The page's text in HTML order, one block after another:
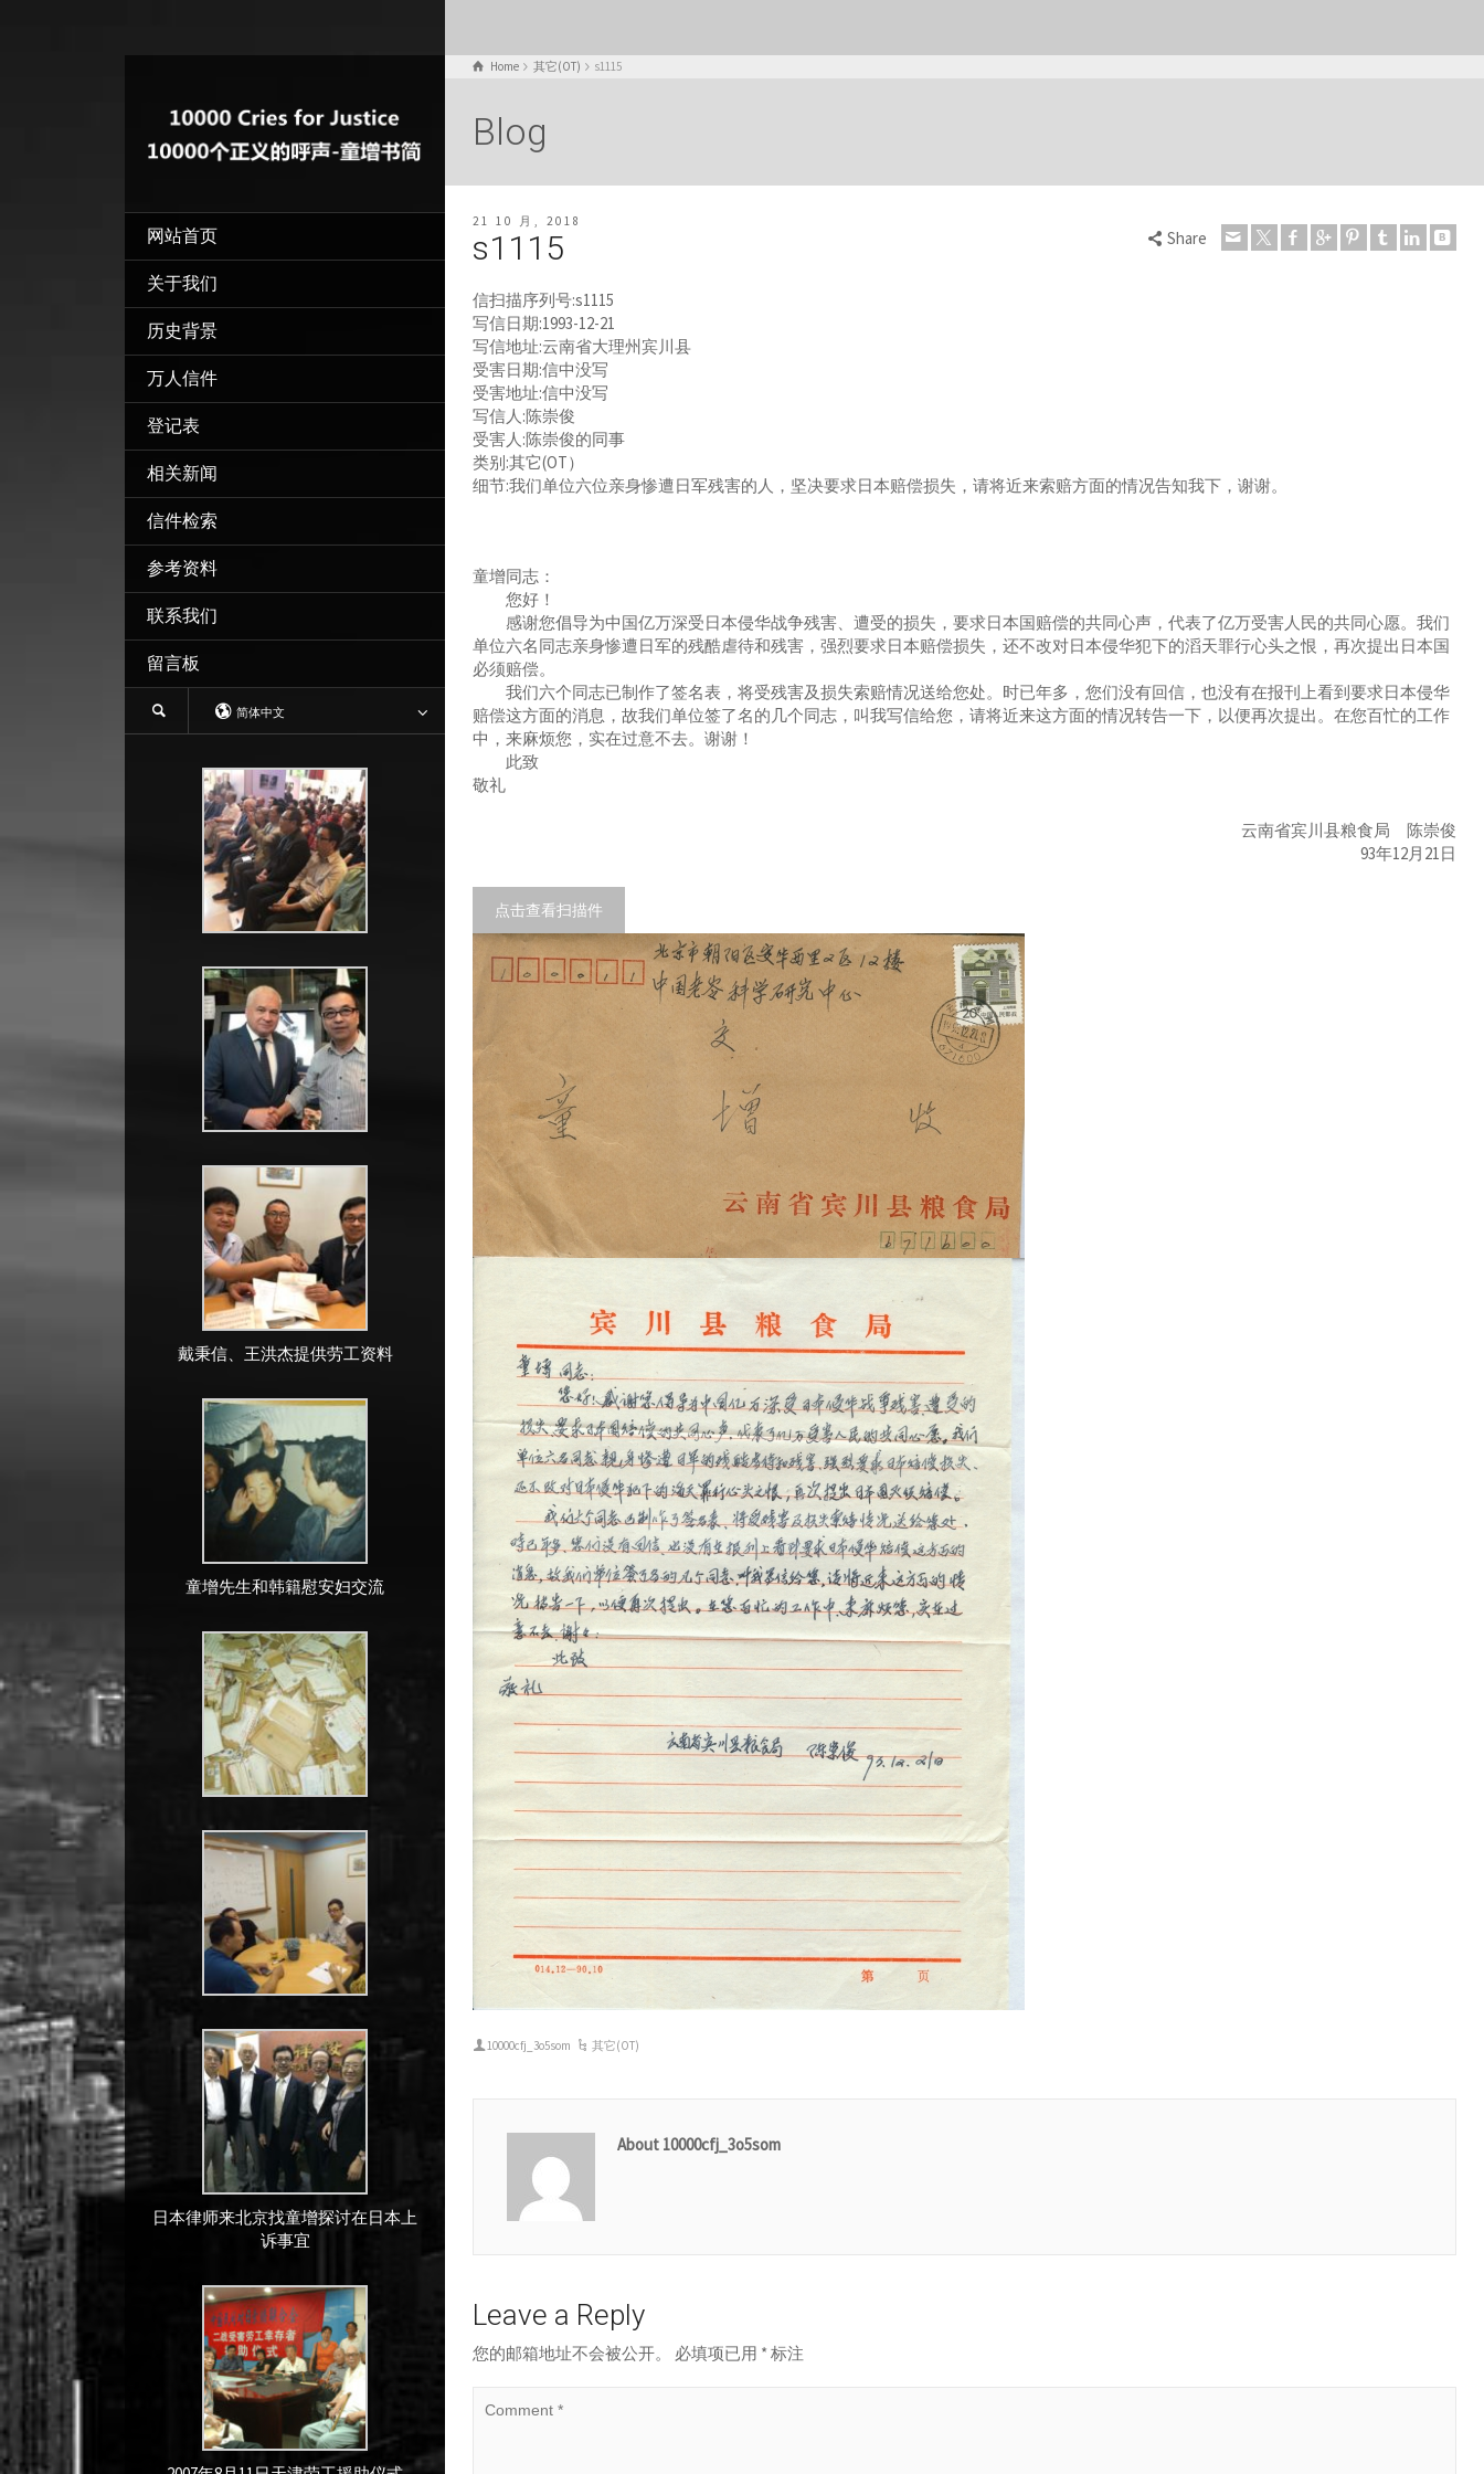
网站首页
关于我们
历史背景
万人信件
登记表
相关新闻
信件检索
参考资料
联系我们
留言板
简体中文
戴秉信、王洪杰提供劳工资料
童增先生和韩籍慰安妇交流
日本律师来北京找童增探讨在日本上
诉事宜
Home 其它(OT) s1115
Blog
21 10 月, 2018
s1115 Share
信扫描序列号:s1115
写信日期:1993-12-21
写信地址:云南省大理州宾川县
受害日期:信中没写
受害地址:信中没写
写信人:陈崇俊
受害人:陈崇俊的同事
类别:其它(OT）
细节:我们单位六位亲身惨遭日军残害的人，坚决要求日本赔偿损失，请将近来索赔方面的情况告知我下，谢谢。
童增同志：
您好！
感谢您倡导为中国亿万深受日本侵华战争残害、遭受的损失，要求日本国赔偿的共同心声，代表了亿万受害人民的共同心愿。我们
单位六名同志亲身惨遭日军的残酷虐待和残害，强烈要求日本赔偿损失，还不改对日本侵华犯下的滔天罪行心头之恨，再次提出日本国
必须赔偿。
我们六个同志已制作了签名表，将受残害及损失索赔情况送给您处。时已年多，您们没有回信，也没有在报刊上看到要求日本侵华
赔偿这方面的消息，故我们单位签了名的几个同志，叫我写信给您，请将近来这方面的情况转告一下，以便再次提出。在您百忙的工作
中，来麻烦您，实在过意不去。谢谢！
此致
敬礼
云南省宾川县粮食局 陈崇俊
93年12月21日
10000cfj_3o5som 其它(OT)
About 10000cfj_3o5som
Leave a Reply
您的邮箱地址不会被公开。 必填项已用 *标注